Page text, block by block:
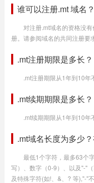
谁可以注册.mt 域名
对注册.mt域名的资格没
册。请参阅域名的共同注册要求
.mt注册期限是多长？
.mt注册期限从1年到10年
.mt续期期限是多长？
.mt续期期限从1年到10年
.mt域名长度为多少
最低1个字符，最多63个
写）、数字（0-9）、以及"-"
及特殊字符(如!、&、? 等),"-"